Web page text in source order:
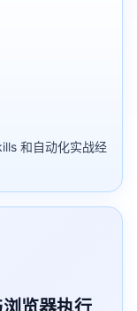
和自动化实战经